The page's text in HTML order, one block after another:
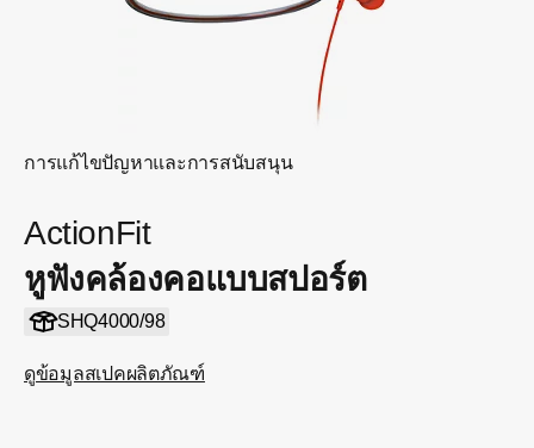
การแก้ไขปัญหาและการสนับสนุน
ActionFit
หูฟังคล้องคอแบบสปอร์ต
SHQ4000/98
ดูข้อมูลสเปคผลิตภัณฑ์